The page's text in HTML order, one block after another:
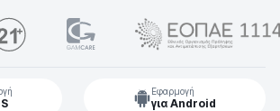
Εφαρμογή
για Android